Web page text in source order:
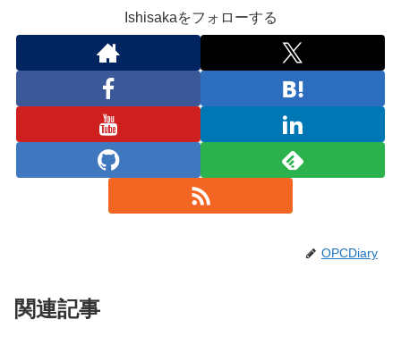
Ishisakaをフォローする
OPCDiary
関連記事